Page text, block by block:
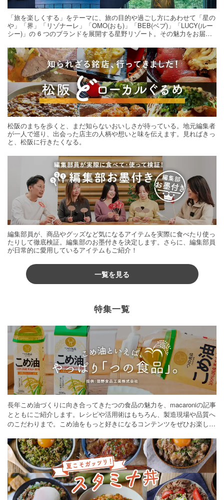
「旅を楽しくする」をテーマに、旅の目的や過ごし方にあわせて「星の
や」「界」「リゾナーレ」「OMO(おも)」「BEB(ベブ)」「LUCY(ルー
シー)」の 6 つのブランドを展開する星野リゾート。その魅力をお届け
松阪のまちを歩くと、まだ知らないおいしさが待っている。地元編集者
が一人で巡り、出会った店主の人柄や想いと味を伝えます。見ればきっ
と、松阪に行きたくなる。
編集部員が、商品やグッズなど気になるアイテムを実際に食べたり使っ
たりして徹底検証。編集部のお墨付きを決定します。さらに、編集部員
が日常的に愛用しているアイテムもご紹介！
一覧を見る
特集一覧
長年こめ油づくりに向き合ってきたつの食品の魅力を、macaroniの記事
とともにご紹介します。レシピや活用術はもちろん、製造現場や品質へ
のこだわりまで。こめ油をもっと好きになるコンテンツをぜひお楽しみ